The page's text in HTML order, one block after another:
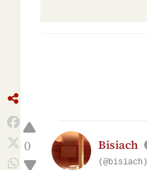
0 Bisiach
(@bisiach)